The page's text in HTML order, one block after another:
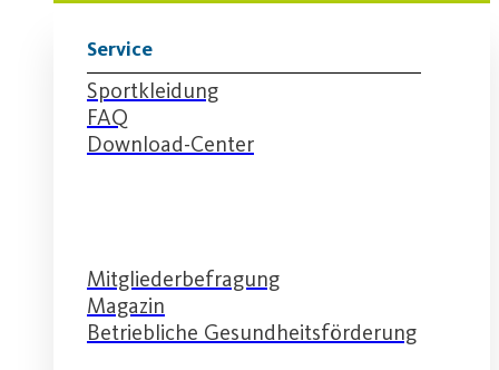
Service
Sportkleidung
FAQ
Download-Center
Mitgliederbefragung
Magazin
Betriebliche Gesundheitsförderung